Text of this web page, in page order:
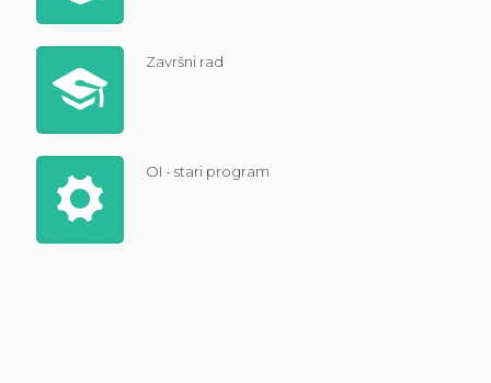
Završni rad
OI - stari program